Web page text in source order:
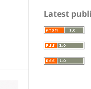
Latest